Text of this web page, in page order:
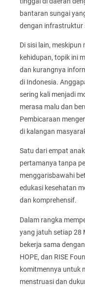
bantaran sungai
dengan infrastruktur
Di sisi lain,
kehidupan, topik ini
dan kurangnya
di Indonesia.
sering kali menjadi
merasa malu dan
Pembicaraan
di kalangan
Satu dari empat
pertamanya tanpa
menggarisbawahi
edukasi kesehatan
dan komprehensif.
Dalam rangka
yang jatuh setiap 28
bekerja sama
HOPE, dan RISE
komitmennya untuk
menstruasi dan